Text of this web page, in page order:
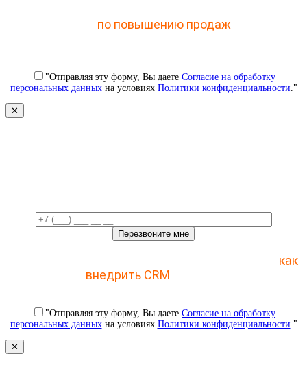
по повышению продаж
"Отправляя эту форму, Вы даете Согласие на обработку
персональных данныхна условиях Политики конфиденциальности ."
✕
как
внедрить CRM
"Отправляя эту форму, Вы даете Согласие на обработку
персональных данныхна условиях Политики конфиденциальности ."
✕